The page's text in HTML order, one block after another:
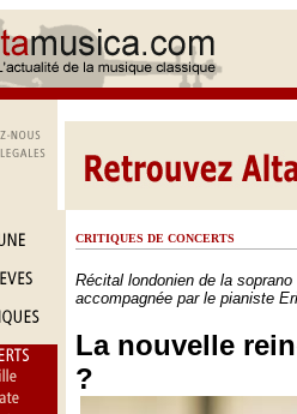
CRITIQUES DE CONCERTS
Récital londonien de la
accompagnée par le pianiste
La nouvelle
?